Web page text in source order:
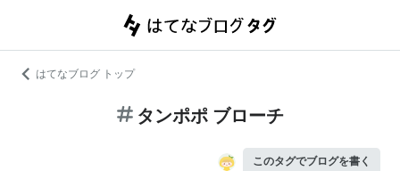
はてなブログ トップ
タンポポ ブローチ
このタグでブログを書く